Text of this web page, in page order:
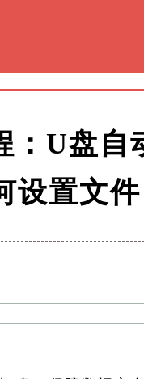
：U盘自
设置文